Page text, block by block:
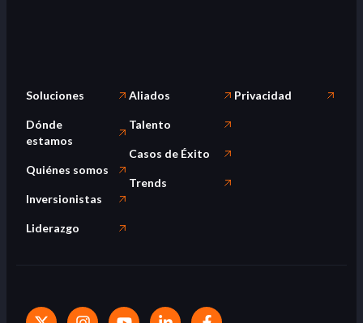
Soluciones
Dónde
estamos
Quiénes somos
Inversionistas
Liderazgo
Aliados
Talento
Casos de Éxito
Trends
Privacidad